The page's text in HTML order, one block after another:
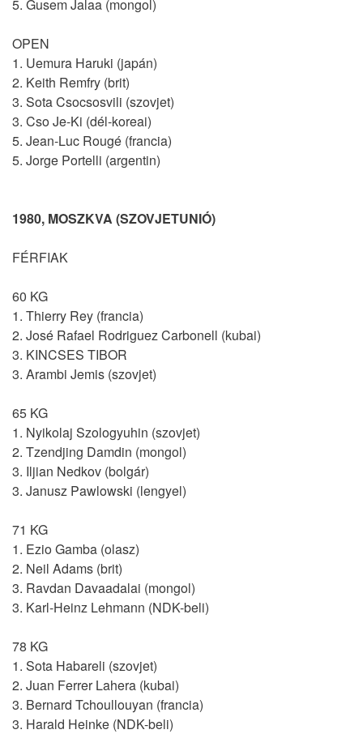
5. Gusem Jalaa (mongol)
OPEN
1. Uemura Haruki (japán)
2. Keith Remfry (brit)
3. Sota Csocsosvili (szovjet)
3. Cso Je-Ki (dél-koreai)
5. Jean-Luc Rougé (francia)
5. Jorge Portelli (argentin)
1980, MOSZKVA (SZOVJETUNIÓ)
FÉRFIAK
60 KG
1. Thierry Rey (francia)
2. José Rafael Rodriguez Carbonell (kubai)
3. KINCSES TIBOR
3. Arambi Jemis (szovjet)
65 KG
1. Nyikolaj Szologyuhin (szovjet)
2. Tzendjing Damdin (mongol)
3. Iljian Nedkov (bolgár)
3. Janusz Pawlowski (lengyel)
71 KG
1. Ezio Gamba (olasz)
2. Neil Adams (brit)
3. Ravdan Davaadalai (mongol)
3. Karl-Heinz Lehmann (NDK-beli)
78 KG
1. Sota Habareli (szovjet)
2. Juan Ferrer Lahera (kubai)
3. Bernard Tchoullouyan (francia)
3. Harald Heinke (NDK-beli)